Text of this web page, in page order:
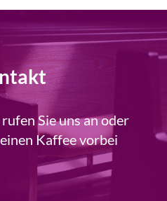
Sie uns an oder
Kaffee vorbei